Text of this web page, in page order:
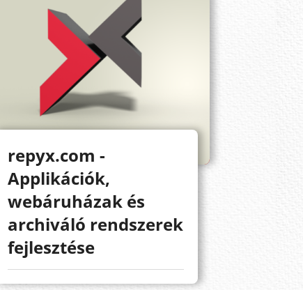
repyx.com -
Applikációk,
webáruházak és
archiváló rendszerek
fejlesztése